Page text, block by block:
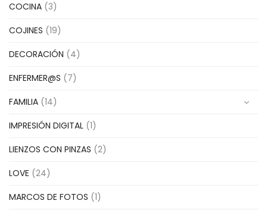
COCINA (3)
COJINES (19)
DECORACIÓN (4)
ENFERMER@S (7)
FAMILIA (14)
IMPRESIÓN DIGITAL (1)
LIENZOS CON PINZAS (2)
LOVE (24)
MARCOS DE FOTOS (1)